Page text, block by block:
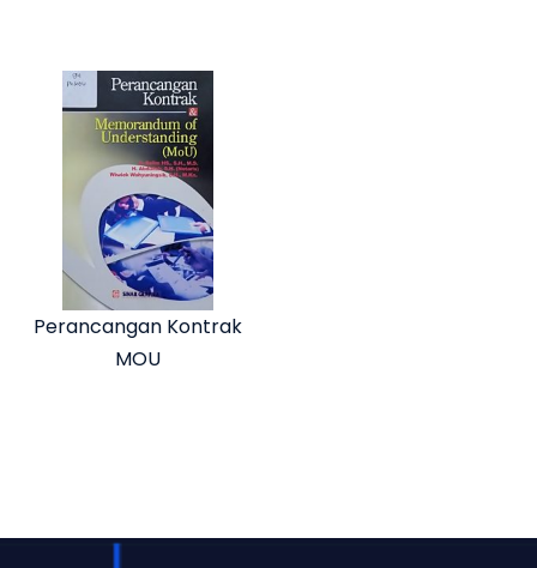
Perancangan Kontrak
MOU